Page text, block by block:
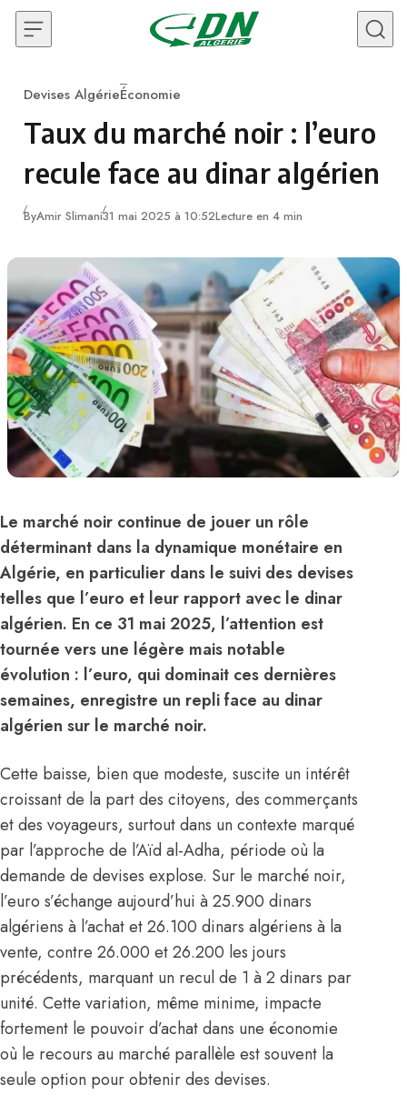
Skip to content
Category
Devises AlgérieÉconomie
Taux du marché noir : l’euro
recule face au dinar algérien
ByAmir Slimani31 mai 2025 à 10:52Lecture en 4 min
Le marché noir continue de jouer un rôle
déterminant dans la dynamique monétaire en
Algérie, en particulier dans le suivi des devises
telles que l’euro et leur rapport avec le dinar
algérien. En ce 31 mai 2025, l’attention est
tournée vers une légère mais notable
évolution : l’euro, qui dominait ces dernières
semaines, enregistre un repli face au dinar
algérien sur le marché noir.
Cette baisse, bien que modeste, suscite un intérêt
croissant de la part des citoyens, des commerçants
et des voyageurs, surtout dans un contexte marqué
par l’approche de l’Aïd al-Adha, période où la
demande de devises explose. Sur le marché noir,
l’euro s’échange aujourd’hui à 25.900 dinars
algériens à l’achat et 26.100 dinars algériens à la
vente, contre 26.000 et 26.200 les jours
précédents, marquant un recul de 1 à 2 dinars par
unité. Cette variation, même minime, impacte
fortement le pouvoir d’achat dans une économie
où le recours au marché parallèle est souvent la
seule option pour obtenir des devises.